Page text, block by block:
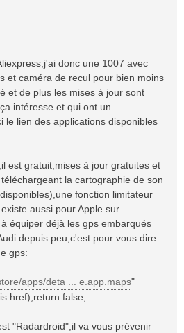
donc une 1007 avec
et caméra de recul pour bien moins
et de plus les mises à jour sont
intéresse et qui ont un
le lien des applications disponibles
est gratuit,mises à jour gratuites et
la cartographie de son
fonction limitateur
aussi pour Apple sur
équiper déjà les gps embarqués
depuis peu,c'est pour vous dire
gps:
apps/deta ... e.app.maps"
false;
"Radardroid",il va vous prévenir